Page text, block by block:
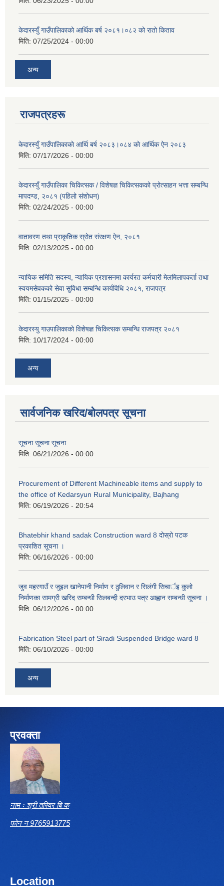
केदारस्युँ गाउँपालिकाको आर्थिक बर्ष २०८१।०८२ को रातो किताव
मिति: 07/25/2024 - 00:00
अन्य
राजपत्रहरू
केदारस्युँ गाउँपालिकाकाे आर्थि बर्ष २०८३।०८४ काे आर्थिक ऐन २०८३
मिति: 07/17/2026 - 00:00
केदारस्युँ गाउँपालिका चिकित्सक / विशेषज्ञ चिकित्सकको प्रोत्साहन भत्ता सम्बन्धि
मापदण्ड, २०८१ (पहिलो संशोधन)
मिति: 02/24/2025 - 00:00
वातावरण तथा प्राकृतिक स्रोत संरक्षण ऐन, २०८१
मिति: 02/13/2025 - 00:00
न्यायिक समिति सदस्य, न्यायिक प्रशासनमा कार्यरत कर्मचारी मेलमिलापकर्ता तथा
स्वयमसेवकको सेवा सुविधा सम्बन्धि कार्यविधि २०८१, राजपत्र
मिति: 01/15/2025 - 00:00
केदारस्यु गाउपालिकाको विशेषज्ञ चिकित्सक सम्बन्धि राजपत्र २०८१
मिति: 10/17/2024 - 00:00
अन्य
सार्वजनिक खरिद/बोलपत्र सूचना
सूचना सूचना सूचना
मिति: 06/21/2026 - 00:00
Procurement of Different Machineable items and supply to
the office of Kedarsyun Rural Municipality, Bajhang
मिति: 06/19/2026 - 20:54
Bhatebhir khand sadak Construction ward 8 दोस्रो पटक
प्रकाशित सूचना ।
मिति: 06/16/2026 - 00:00
जुव महरगाउँ र जुइल खानेपानी निर्माण र ठुलिवान र सिलंगी सिचार्इ कुलो
निर्माणका सामग्री खरिद सम्बन्धी सिलबन्दी दरभाउ पत्र आह्वान सम्बन्धी सूचना ।
मिति: 06/12/2026 - 00:00
Fabrication Steel part of Siradi Suspended Bridge ward 8
मिति: 06/10/2026 - 00:00
अन्य
प्रवक्ता
नाम ः श्री तस्विर बि क
फोन न 9765913775
Location